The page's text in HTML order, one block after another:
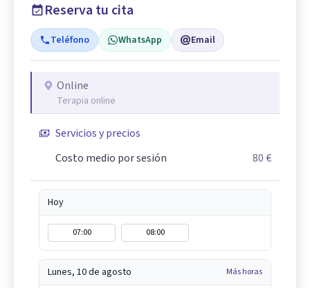
Reserva tu cita
Teléfono WhatsApp Email
Online
Terapia online
Servicios y precios
Costo medio por sesión
80 €
Hoy
07:00 08:00
Lunes, 10 de agosto Más horas